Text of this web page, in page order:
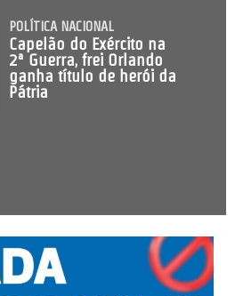
POLÍTICA NACIONAL
Capelão do Exército na
2ª Guerra, frei Orlando
ganha título de herói da
Pátria